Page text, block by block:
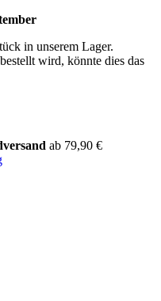
in unserem Lager.
wird, könnte dies das
ab 79,90 €